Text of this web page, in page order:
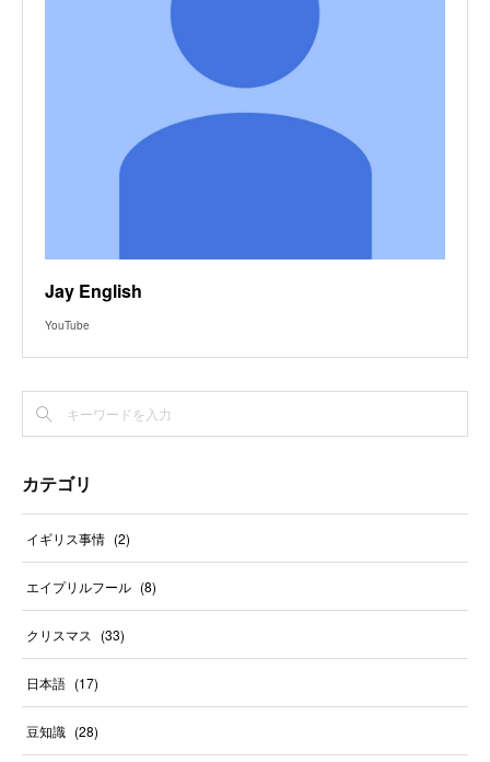
Jay English
YouTube
カテゴリ
イギリス事情 (2)
エイプリルフール (8)
クリスマス (33)
日本語 (17)
豆知識 (28)